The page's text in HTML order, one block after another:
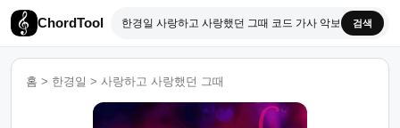
ChordTool 검색
홈 > 한경일 > 사랑하고 사랑했던 그때